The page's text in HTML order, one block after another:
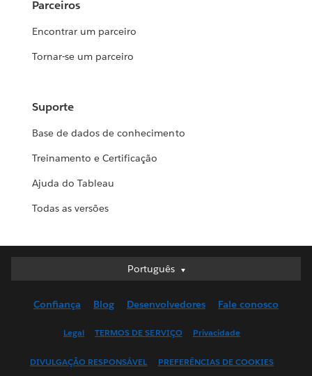
Parceiros
Encontrar um parceiro
Tornar-se um parceiro
Suporte
Base de dados de conhecimento
Treinamento e Certificação
Ajuda do Tableau
Todas as versões
Português
Português
English (UK)
Français (Canada)
Confiança Blog Desenvolvedores Fale conosco
Legal TERMOS DE SERVIÇO Privacidade
DIVULGAÇÃO RESPONSÁVEL PREFERÊNCIAS DE COOKIES